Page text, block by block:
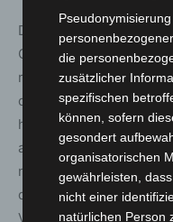
Die Region Hannover
Corona-Infektion
registriert, die sich in
dem Coronavirus
heutigen Stand38.051
aufgeführt.
nachgewiesenen oder
der Region verstorben;
Verstorbenen liegt bei
die
zusätzlicher
spezifischen
können, sofern
gesondert
organisatorischen
gewährleisten,
nicht einer
natürlichen Person